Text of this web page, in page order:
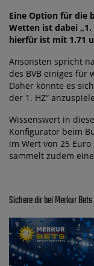
Eine Option für die
Wetten ist dabei
hierfür ist mit 1.71
Ansonsten spricht
des BVB einiges für
Daher könnte es
der 1. HZ“
Wissenswert in
Konfigurator beim
im Wert von 25
sammelt zudem
Sichere dir bei Merkur